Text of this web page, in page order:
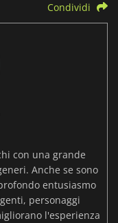
Condividi
con una grande
Anche se sono
entusiasmo
personaggi
l'esperienza